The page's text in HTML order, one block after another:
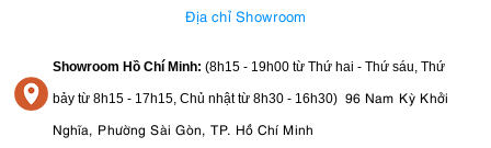
chỉnh nhiệt độ màu linh hoạt, độ hoàn màu chính xác cùng hệ thống
điều khiển thông minh, Nanlite FS-200Blà lựa chọn lý tưởng cho các
nhà sáng tạo nội dung, nhiếp ảnh gia và nhà làm phim chuyên
nghiệp. Thiết kế nguồn tích hợp gọn gàng, ngàm Bowens phổ biến
Địa chỉ Showroom
Showroom Hồ Chí Minh: (8h15 - 19h00 từ Thứ hai - Thứ sáu, Thứ
bảy từ 8h15 - 17h15, Chủ nhật từ 8h30 - 16h30) 96 Nam Kỳ Khởi
Nghĩa, Phường Sài Gòn, TP. Hồ Chí Minh